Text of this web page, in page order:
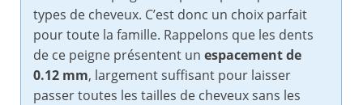
types de cheveux. C’est donc un choix parfait
pour toute la famille. Rappelons que les dents
de ce peigne présentent un espacement de
0.12 mm, largement suffisant pour laisser
passer toutes les tailles de cheveux sans les